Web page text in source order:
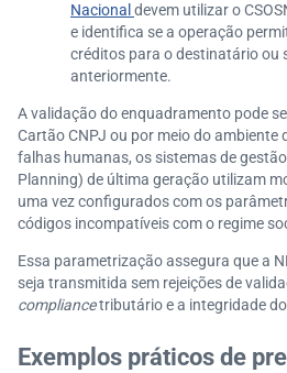
Nacional devem utilizar o
e identifica se a operação
créditos para o destinatário ou
anteriormente.
A validação do enquadramento pode
Cartão CNPJ ou por meio do ambiente
falhas humanas, os sistemas de
Planning) de última geração utilizam
uma vez configurados com os
códigos incompatíveis com o regime
Essa parametrização assegura que a
seja transmitida sem rejeições de
compliancetributário e a integridade
Exemplos práticos de